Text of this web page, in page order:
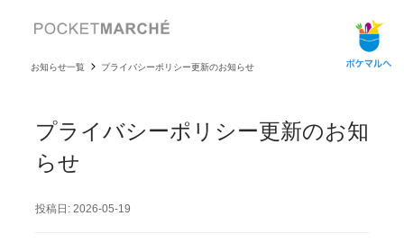
お知らせ一覧 プライバシーポリシー更新のお知らせ
プライバシーポリシー更新のお知
らせ
投稿日: 2026-05-19